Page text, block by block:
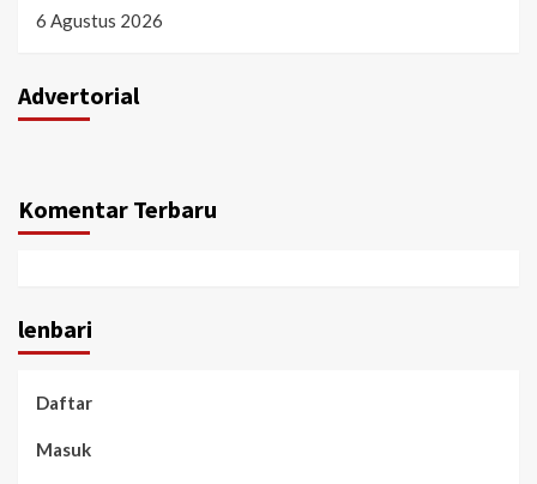
6 Agustus 2026
Advertorial
Komentar Terbaru
lenbari
Daftar
Masuk